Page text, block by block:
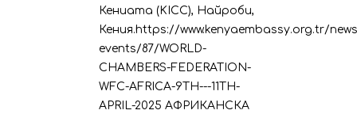
Кениата (KICC), Найроби,
Кения.https://www.kenyaembassy.org.tr/
events/87/WORLD-
CHAMBERS-FEDERATION-
WFC-AFRICA-9TH---11TH-
APRIL-2025 АФРИКАНСКА